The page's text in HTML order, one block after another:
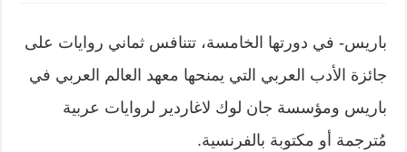
باريس- في دورتها الخامسة، تتنافس ثماني روايات على
جائزة الأدب العربي التي يمنحها معهد العالم العربي في
باريس ومؤسسة جان لوك لاغاردير لروايات عربية
مُترجمة أو مكتوبة بالفرنسية.